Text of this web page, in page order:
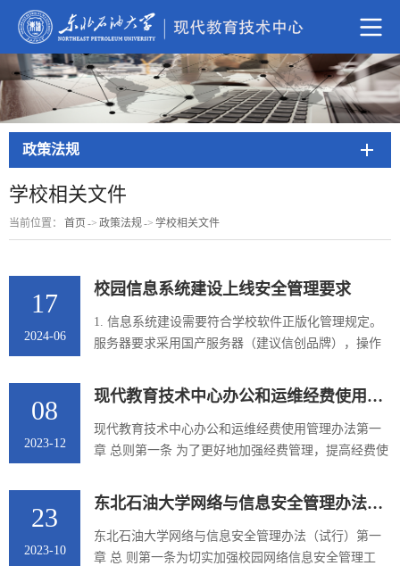
政策法规
学校相关文件
当前位置： 首页 -> 政策法规-> 学校相关文件
17
2024-06
校园信息系统建设上线安全管理要求
1. 信息系统建设需要符合学校软件正版化管理规定。
服务器要求采用国产服务器（建议信创品牌），操作
品牌），不推荐使用 Window 类操作系统；信息系统
采用中间件和数据库建议使用国产正版品牌），产品
保障长时间授权和质保服务，满足日常升级和原厂服
务系统应用服务和数据库建议不放在一台服务器。2.
信息系统日常安全运维，信...
08
2023-12
现代教育技术中心办公和运维经费使用管理办法（试行）
现代教育技术中心办公和运维经费使用管理办法第一
章 总则第一条 为了更好地加强经费管理，提高经费使
法。第二章 经费管理原则第二条 严格执行学校的财务
管理制度，自觉接受财务部门和审计部门的监督检
查。第三条 各项经费开支实行“先申请，后使用”的管
理办法。未经批准的费用开支，不予批准核销报销。
23
2023-10
东北石油大学网络与信息安全管理办法（试行）
东北石油大学网络与信息安全管理办法（试行）第一
章 总 则第一条为切实加强校园网络信息安全管理工